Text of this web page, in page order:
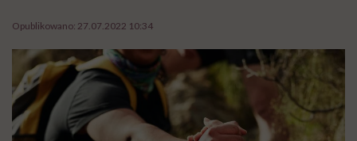
Opublikowano: 27.07.2022 10:34